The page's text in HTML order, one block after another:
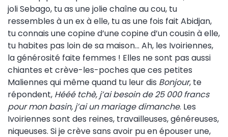
joli Sebago, tu as une jolie chaîne au cou, tu
ressembles à un ex à elle, tu as une fois fait Abidjan,
tu connais une copine d’une copine d’un cousin à elle,
tu habites pas loin de sa maison… Ah, les Ivoiriennes,
la générosité faite femmes ! Elles ne sont pas aussi
chiantes et crève-les-poches que ces petites
Maliennes qui même quand tu leur dis Bonjour, te
répondent, Hééé tchè, j’ai besoin de 25 000 francs
pour mon basin, j’ai un mariage dimanche. Les
Ivoiriennes sont des reines, travailleuses, généreuses,
niqueuses. Si je crève sans avoir pu en épouser une,